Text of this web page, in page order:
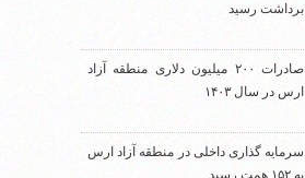
برداشت رسید
صادرات ۲۰۰ میلیون دلاری منطقه آزاد
ارس در سال ۱۴۰۳
سرمایه گذاری داخلی در منطقه آزاد ارس
به ۱۵۲ همت رسید